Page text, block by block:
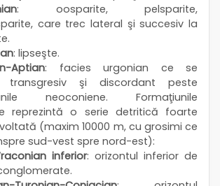
: oosparite, pelsparite,
care trec lateral şi succesiv la
: lipseşte.
Aptian: facies urgonian ce se
transgresiv şi discordant peste
neoconiene. Formaţiunile
reprezintă o serie detritică foarte
(maxim 10000 m, cu grosimi ce
sud-vest spre nord-est):
inferior: orizontul inferior de